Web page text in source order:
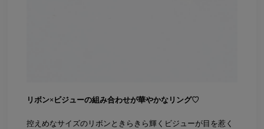
リボン×ビジューの組み合わせが華やかなリング♡
控えめなサイズのリボンときらきら輝くビジューが目を惹く